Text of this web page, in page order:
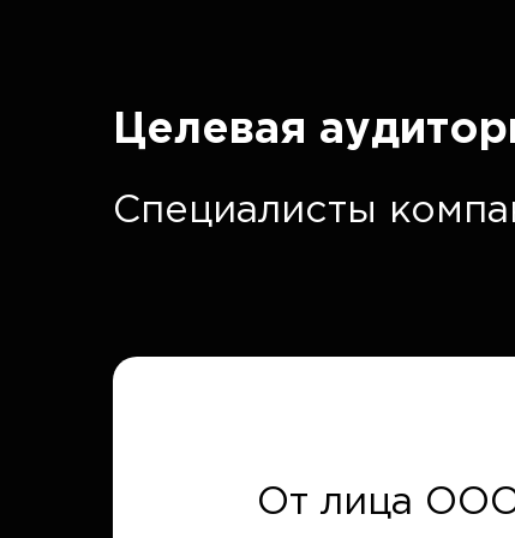
Целевая
Специалисты
От лица